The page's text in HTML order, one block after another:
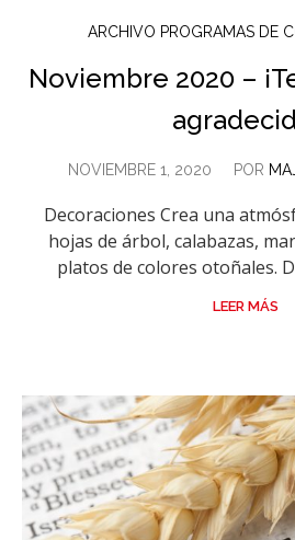
ARCHIVO PROGRAMAS DE
Noviembre 2020 –
NOVIEMBRE 1, 2020 POR
Decoraciones Crea una
hojas de árbol, calabazas,
platos de colores otoñales.
LEER MÁS